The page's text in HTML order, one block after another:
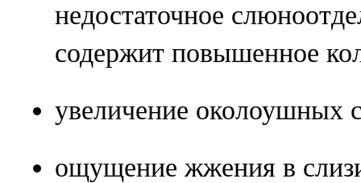
недостаточное
содержит повышенное
увеличение околоушных
ощущение жжения в